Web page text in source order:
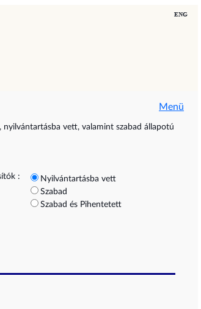
Menü
vett, valamint szabad állapotú
:
Nyilvántartásba vett
Szabad
Szabad és Pihentetett